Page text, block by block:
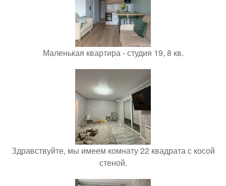
Маленькая квартира - студия 19, 8 кв.
Здравствуйте, мы имеем комнату 22 квадрата с косой
стеной.